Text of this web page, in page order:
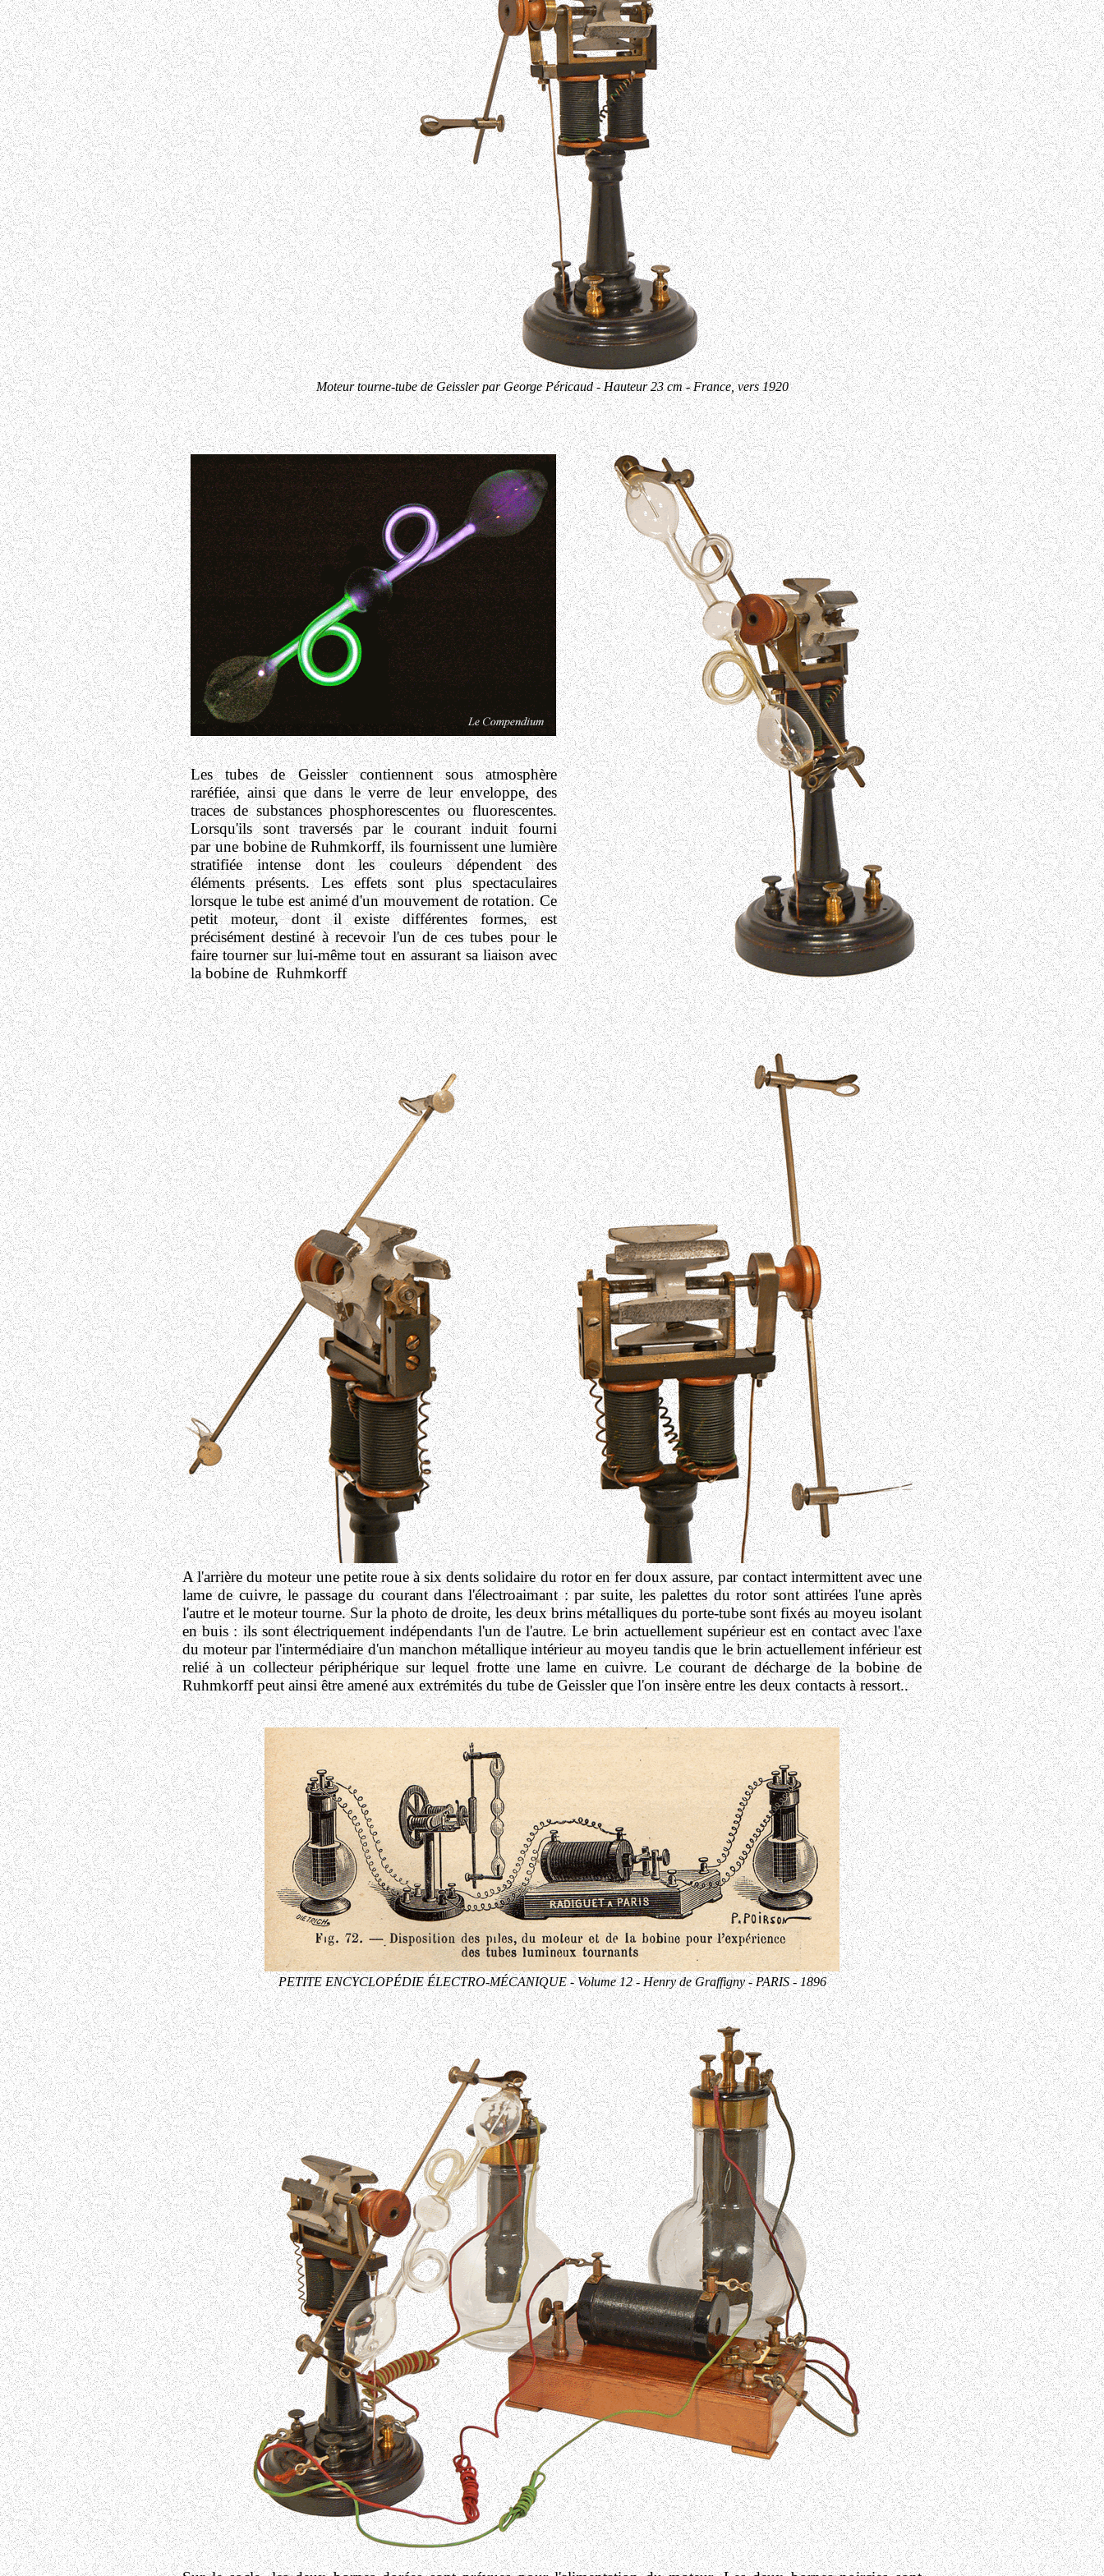
Moteur tourne-tube de Geissler par George Péricaud - Hauteur 23 cm - France, vers 1920
Les tubes de Geissler contiennent sous atmosphère
raréfiée, ainsi que dans le verre de leur enveloppe, des
traces de substances phosphorescentes ou fluorescentes.
Lorsqu'ils sont traversés par le courant induit fourni
par une bobine de Ruhmkorff, ils fournissent une lumière
stratifiée intense dont les couleurs dépendent des
éléments présents. Les effets sont plus spectaculaires
lorsque le tube est animé d'un mouvement de rotation.Ce
petit moteur, dont il existe différentes formes, est
précisément destiné à recevoir l'un de ces tubes pour le
faire tourner sur lui-même tout en assurant sa liaison avec
la bobine de Ruhmkorff
A l'arrière du moteur une petite roue à six dents solidaire du rotor en fer doux assure, par contact intermittent avec une
lame de cuivre, le passage du courant dans l'électroaimant : par suite, les palettes du rotor sont attirées l'une après
l'autre et le moteur tourne. Sur la photo de droite, les deux brins métalliques du porte-tube sont fixés au moyeu isolant
en buis : ils sont électriquement indépendants l'un de l'autre. Le brin actuellement supérieur est en contact avec l'axe
du moteur par l'intermédiaire d'un manchon métallique intérieur au moyeu tandis que le brin actuellement inférieur est
relié à un collecteur périphérique sur lequel frotte une lame en cuivre. Le courant de décharge de la bobine de
Ruhmkorff peut ainsi être amené aux extrémités du tube de Geissler que l'on insère entre les deux contacts à ressort..
PETITE ENCYCLOPÉDIE ÉLECTRO-MÉCANIQUE - Volume 12 - Henry de Graffigny - PARIS - 1896